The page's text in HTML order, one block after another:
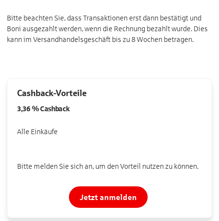
Bitte beachten Sie, dass Transaktionen erst dann bestätigt und
Boni ausgezahlt werden, wenn die Rechnung bezahlt wurde. Dies
kann im Versandhandelsgeschäft bis zu 8 Wochen betragen.
Cashback-Vorteile
3,36 %Cashback
Alle Einkäufe
Bitte melden Sie sich an, um den Vorteil nutzen zu können.
Jetzt anmelden